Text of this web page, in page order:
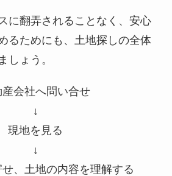
に翻弄されることなく、安心
るためにも、土地探しの全体
しょう。
産会社へ問い合せ
↓
現地を見る
↓
、土地の内容を理解する